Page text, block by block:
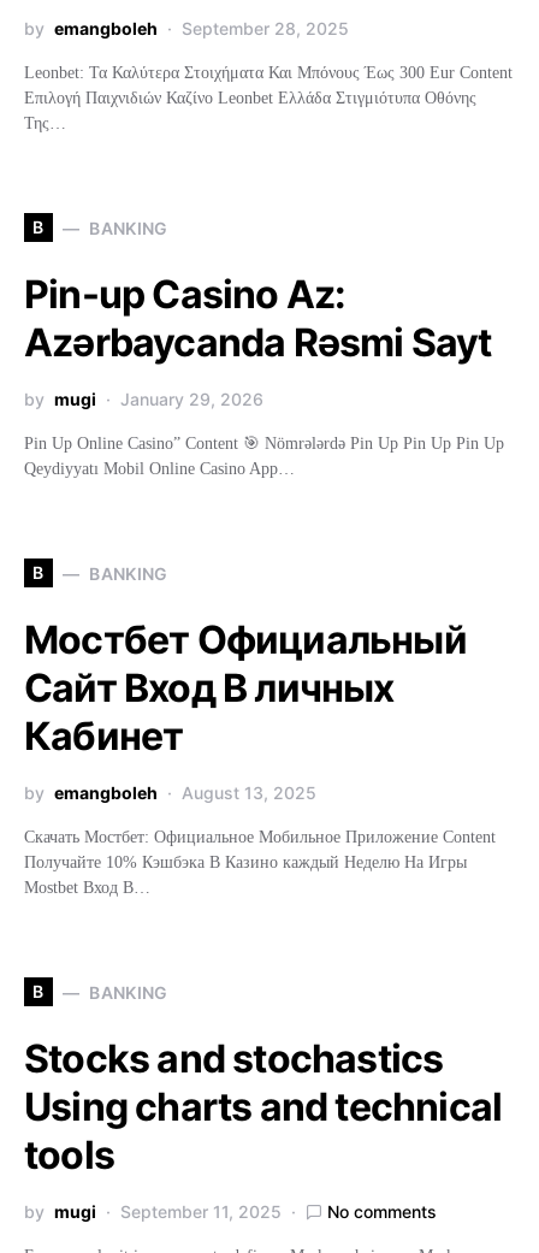
by emangboleh September 28, 2025
Leonbet: Τα Καλύτερα Στοιχήματα Και Μπόνους Έως 300 Eur Content
Επιλογή Παιχνιδιών Καζίνο Leonbet Ελλάδα Στιγμιότυπα Οθόνης
Της…
B BANKING
Pin-up Casino Az:
Azərbaycanda Rəsmi Sayt
by mugi January 29, 2026
Pin Up Online Casino” Content 🎯 Nömrələrdə Pin Up Pin Up Pin Up
Qeydiyyatı Mobil Online Casino App…
B BANKING
Мостбет Официальный
Сайт Вход В личных
Кабинет
by emangboleh August 13, 2025
Скачать Мостбет: Официальное Мобильное Приложение Content
Получайте 10% Кэшбэка В Казино каждый Неделю На Игры
Mostbet Вход В…
B BANKING
Stocks and stochastics
Using charts and technical
tools
by mugi September 11, 2025 No comments